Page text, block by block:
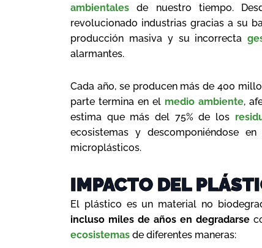
ambientales de nuestro tiempo.
revolucionado industrias gracias a su
producción masiva y su incorrecta
alarmantes.
Cada año, se producen más de 400
parte termina en el medio ambiente,
estima que más del 75% de los
ecosistemas y descomponiéndose
microplásticos.
IMPACTO DEL
El plástico es un material no
incluso miles de años en degradarse
ecosistemas de diferentes maneras: